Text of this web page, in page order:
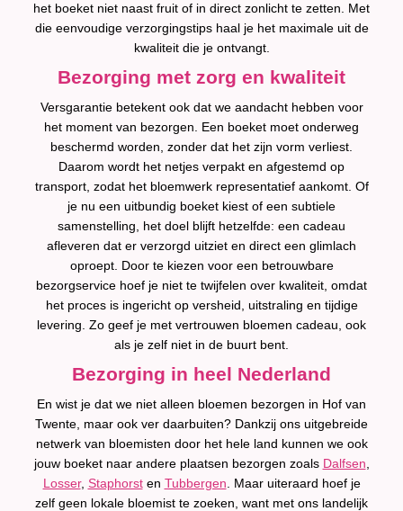
het boeket niet naast fruit of in direct zonlicht te zetten. Met
die eenvoudige verzorgingstips haal je het maximale uit de
kwaliteit die je ontvangt.
Bezorging met zorg en kwaliteit
Versgarantie betekent ook dat we aandacht hebben voor
het moment van bezorgen. Een boeket moet onderweg
beschermd worden, zonder dat het zijn vorm verliest.
Daarom wordt het netjes verpakt en afgestemd op
transport, zodat het bloemwerk representatief aankomt. Of
je nu een uitbundig boeket kiest of een subtiele
samenstelling, het doel blijft hetzelfde: een cadeau
afleveren dat er verzorgd uitziet en direct een glimlach
oproept. Door te kiezen voor een betrouwbare
bezorgservice hoef je niet te twijfelen over kwaliteit, omdat
het proces is ingericht op versheid, uitstraling en tijdige
levering. Zo geef je met vertrouwen bloemen cadeau, ook
als je zelf niet in de buurt bent.
Bezorging in heel Nederland
En wist je dat we niet alleen bloemen bezorgen in Hof van
Twente, maar ook ver daarbuiten? Dankzij ons uitgebreide
netwerk van bloemisten door het hele land kunnen we ook
jouw boeket naar andere plaatsen bezorgen zoals Dalfsen
Losser, Staphorsten Tubbergen . Maar uiteraard hoef je
zelf geen lokale bloemist te zoeken, want met ons landelijk